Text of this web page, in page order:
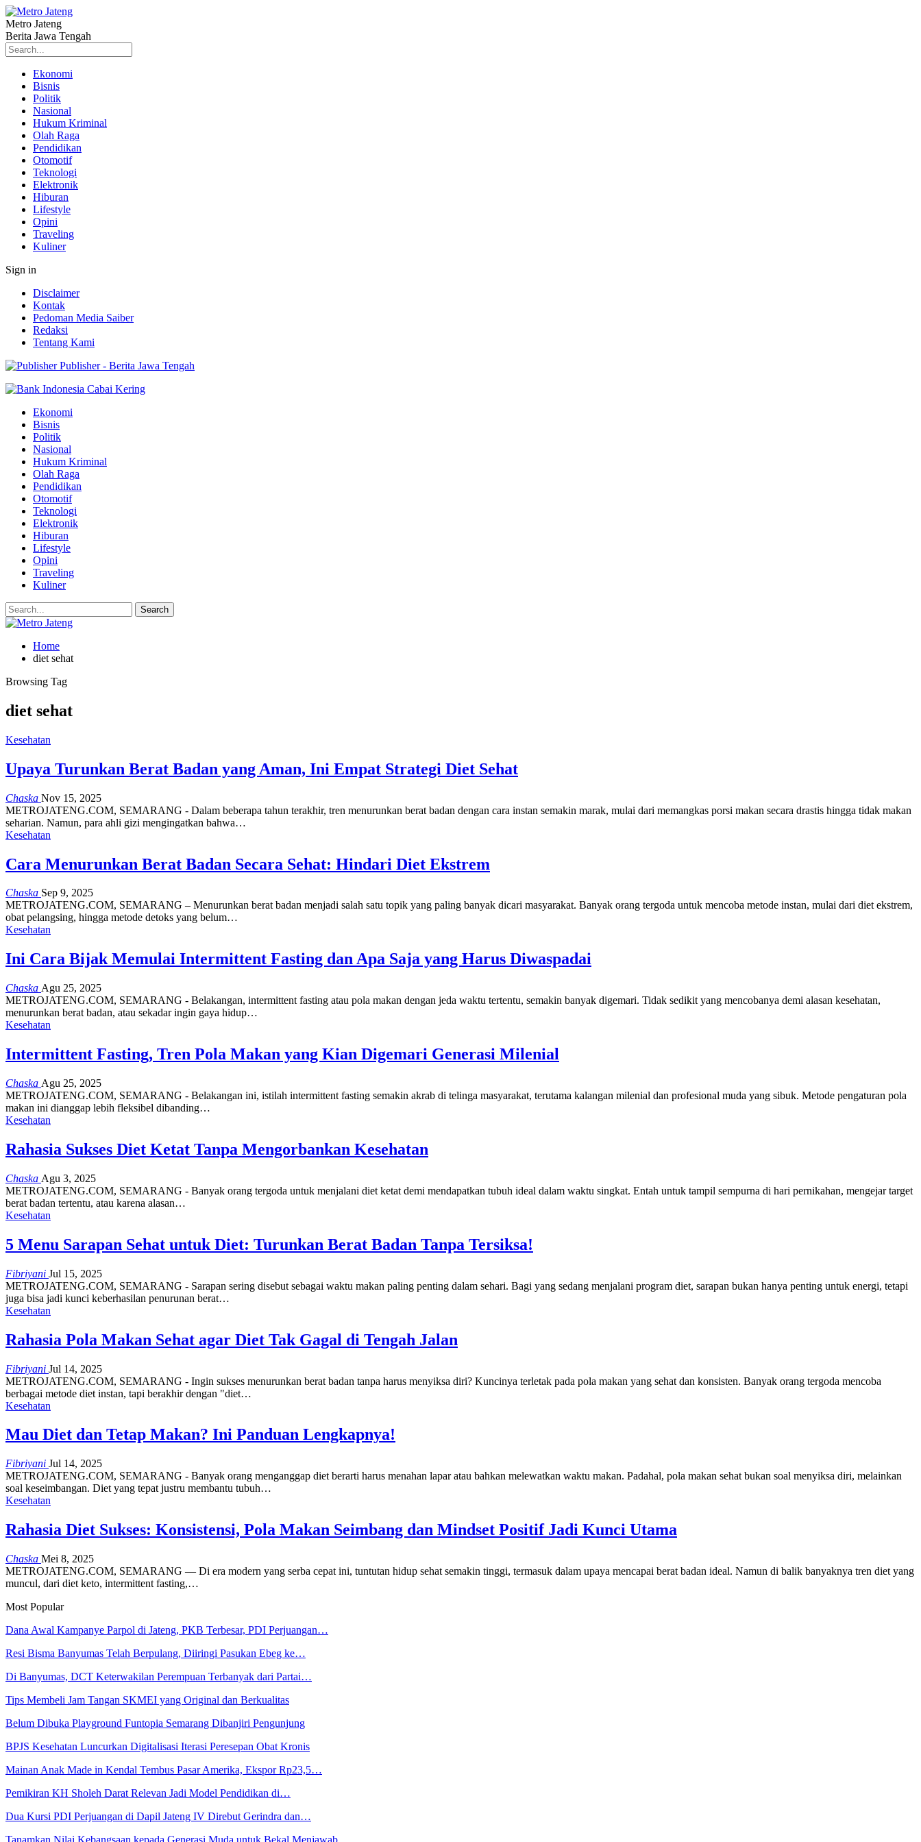
Metro Jateng
Berita Jawa Tengah
Ekonomi
Bisnis
Politik
Nasional
Hukum Kriminal
Olah Raga
Pendidikan
Otomotif
Teknologi
Elektronik
Hiburan
Lifestyle
Opini
Traveling
Kuliner
Sign in
Disclaimer
Kontak
Pedoman Media Saiber
Redaksi
Tentang Kami
Publisher - Berita Jawa Tengah
Ekonomi
Bisnis
Politik
Nasional
Hukum Kriminal
Olah Raga
Pendidikan
Otomotif
Teknologi
Elektronik
Hiburan
Lifestyle
Opini
Traveling
Kuliner
Home
diet sehat
Browsing Tag
diet sehat
Kesehatan
Upaya Turunkan Berat Badan yang Aman, Ini Empat Strategi Diet Sehat
Chaska Nov 15, 2025
METROJATENG.COM, SEMARANG - Dalam beberapa tahun terakhir, tren menurunkan berat badan dengan cara instan semakin marak, mulai dari memangkas porsi makan secara drastis hingga tidak makan
seharian. Namun, para ahli gizi mengingatkan bahwa…
Kesehatan
Cara Menurunkan Berat Badan Secara Sehat: Hindari Diet Ekstrem
Chaska Sep 9, 2025
METROJATENG.COM, SEMARANG – Menurunkan berat badan menjadi salah satu topik yang paling banyak dicari masyarakat. Banyak orang tergoda untuk mencoba metode instan, mulai dari diet ekstrem,
obat pelangsing, hingga metode detoks yang belum…
Kesehatan
Ini Cara Bijak Memulai Intermittent Fasting dan Apa Saja yang Harus Diwaspadai
Chaska Agu 25, 2025
METROJATENG.COM, SEMARANG - Belakangan, intermittent fasting atau pola makan dengan jeda waktu tertentu, semakin banyak digemari. Tidak sedikit yang mencobanya demi alasan kesehatan,
menurunkan berat badan, atau sekadar ingin gaya hidup…
Kesehatan
Intermittent Fasting, Tren Pola Makan yang Kian Digemari Generasi Milenial
Chaska Agu 25, 2025
METROJATENG.COM, SEMARANG - Belakangan ini, istilah intermittent fasting semakin akrab di telinga masyarakat, terutama kalangan milenial dan profesional muda yang sibuk. Metode pengaturan pola
makan ini dianggap lebih fleksibel dibanding…
Kesehatan
Rahasia Sukses Diet Ketat Tanpa Mengorbankan Kesehatan
Chaska Agu 3, 2025
METROJATENG.COM, SEMARANG - Banyak orang tergoda untuk menjalani diet ketat demi mendapatkan tubuh ideal dalam waktu singkat. Entah untuk tampil sempurna di hari pernikahan, mengejar target
berat badan tertentu, atau karena alasan…
Kesehatan
5 Menu Sarapan Sehat untuk Diet: Turunkan Berat Badan Tanpa Tersiksa!
Fibriyani Jul 15, 2025
METROJATENG.COM, SEMARANG - Sarapan sering disebut sebagai waktu makan paling penting dalam sehari. Bagi yang sedang menjalani program diet, sarapan bukan hanya penting untuk energi, tetapi
juga bisa jadi kunci keberhasilan penurunan berat…
Kesehatan
Rahasia Pola Makan Sehat agar Diet Tak Gagal di Tengah Jalan
Fibriyani Jul 14, 2025
METROJATENG.COM, SEMARANG - Ingin sukses menurunkan berat badan tanpa harus menyiksa diri? Kuncinya terletak pada pola makan yang sehat dan konsisten. Banyak orang tergoda mencoba
berbagai metode diet instan, tapi berakhir dengan "diet…
Kesehatan
Mau Diet dan Tetap Makan? Ini Panduan Lengkapnya!
Fibriyani Jul 14, 2025
METROJATENG.COM, SEMARANG - Banyak orang menganggap diet berarti harus menahan lapar atau bahkan melewatkan waktu makan. Padahal, pola makan sehat bukan soal menyiksa diri, melainkan
soal keseimbangan. Diet yang tepat justru membantu tubuh…
Kesehatan
Rahasia Diet Sukses: Konsistensi, Pola Makan Seimbang dan Mindset Positif Jadi Kunci Utama
Chaska Mei 8, 2025
METROJATENG.COM, SEMARANG — Di era modern yang serba cepat ini, tuntutan hidup sehat semakin tinggi, termasuk dalam upaya mencapai berat badan ideal. Namun di balik banyaknya tren diet yang
muncul, dari diet keto, intermittent fasting,…
Most Popular
Dana Awal Kampanye Parpol di Jateng, PKB Terbesar, PDI Perjuangan…
Resi Bisma Banyumas Telah Berpulang, Diiringi Pasukan Ebeg ke…
Di Banyumas, DCT Keterwakilan Perempuan Terbanyak dari Partai…
Tips Membeli Jam Tangan SKMEI yang Original dan Berkualitas
Belum Dibuka Playground Funtopia Semarang Dibanjiri Pengunjung
BPJS Kesehatan Luncurkan Digitalisasi Iterasi Peresepan Obat Kronis
Mainan Anak Made in Kendal Tembus Pasar Amerika, Ekspor Rp23,5…
Pemikiran KH Sholeh Darat Relevan Jadi Model Pendidikan di…
Dua Kursi PDI Perjuangan di Dapil Jateng IV Direbut Gerindra dan…